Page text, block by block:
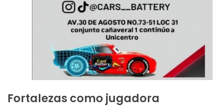
Fortalezas como jugadora